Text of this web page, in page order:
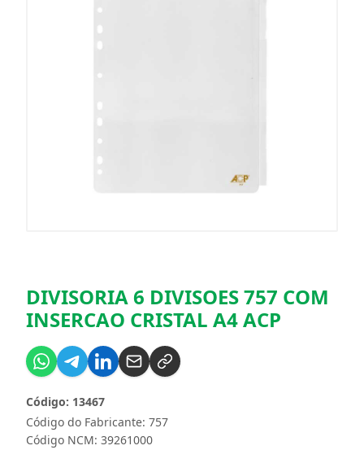
DIVISORIA 6 DIVISOES 757 COM
INSERCAO CRISTAL A4 ACP
Código do Fabricante: 757
Código: 13467
Código NCM: 39261000